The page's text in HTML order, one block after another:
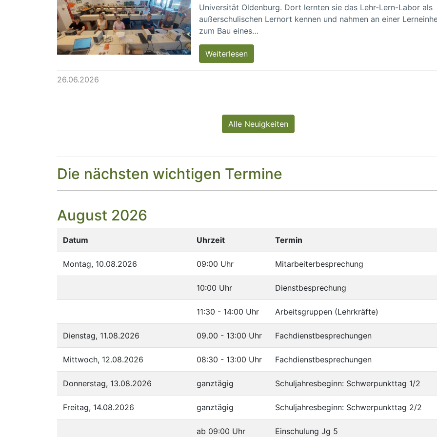
Universität Oldenburg. Dort lernten sie das Lehr-Lern-Labor als
außerschulischen Lernort kennen und nahmen an einer
zum Bau eines…
Weiterlesen
26.06.2026
Alle Neuigkeiten
Die nächsten wichtigen Termine
August 2026
Datum Uhrzeit Termin
Montag, 10.08.2026 09:00 Uhr Mitarbeiterbesprechung
10:00 Uhr Dienstbesprechung
11:30 - 14:00 Uhr Arbeitsgruppen (Lehrkräfte)
Dienstag, 11.08.2026 09.00 - 13:00 Uhr Fachdienstbesprechungen
Mittwoch, 12.08.2026 08:30 - 13:00 Uhr Fachdienstbesprechungen
Donnerstag, 13.08.2026 ganztägig Schuljahresbeginn: Schwerpunkttag 1/2
Freitag, 14.08.2026 ganztägig Schuljahresbeginn: Schwerpunkttag 2/2
ab 09:00 Uhr Einschulung Jg 5